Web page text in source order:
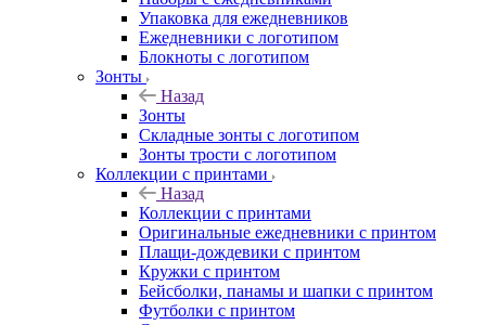
Упаковка для ежедневников
Ежедневники с логотипом
Блокноты с логотипом
Зонты
Назад
Зонты
Складные зонты с логотипом
Зонты трости с логотипом
Коллекции с принтами
Назад
Коллекции с принтами
Оригинальные ежедневники с принтом
Плащи-дождевики с принтом
Кружки с принтом
Бейсболки, панамы и шапки с принтом
Футболки с принтом